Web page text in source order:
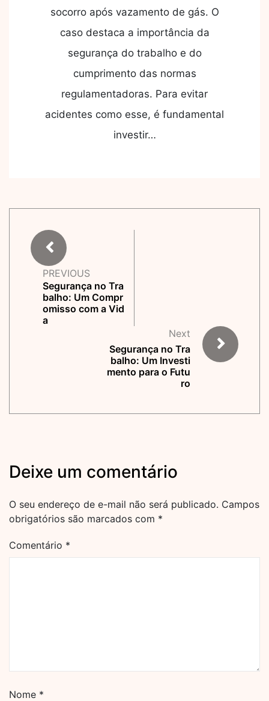
socorro após vazamento de gás. O
caso destaca a importância da
segurança do trabalho e do
cumprimento das normas
regulamentadoras. Para evitar
acidentes como esse, é fundamental
investir…
PREVIOUS
Segurança no Tra
balho: Um Compr
omisso com a Vid
a
Next
Segurança no Tra
balho: Um Investi
mento para o Futu
ro
Deixe um comentário
O seu endereço de e-mail não será publicado. Campos
obrigatórios são marcados com *
Comentário *
Nome *